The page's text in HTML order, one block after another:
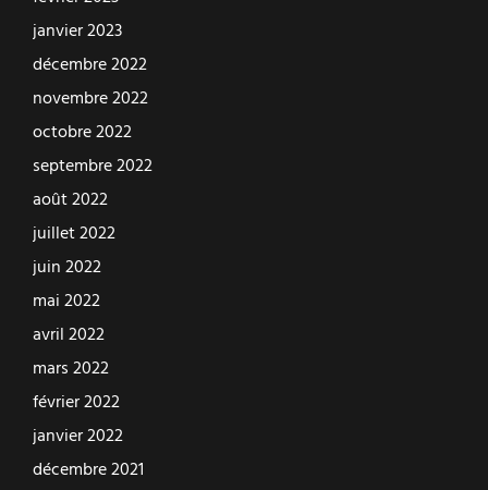
janvier 2023
décembre 2022
novembre 2022
octobre 2022
septembre 2022
août 2022
juillet 2022
juin 2022
mai 2022
avril 2022
mars 2022
février 2022
janvier 2022
décembre 2021